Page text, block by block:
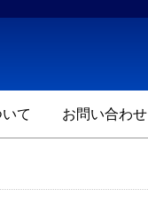
て お問い合わせ